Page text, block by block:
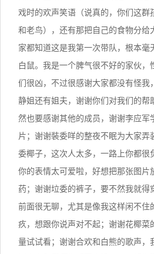
戏时的欢声笑语（说真的，你们这
和老鸟），还有那把自己的食物分
家都知道这是我第一次带队，根本
白鼠。我是一个脾气很不好的家伙
们很凶，不过很感谢大家都没有怪
静姐还有姐夫，谢谢你们对我们的
然也要感谢其他的成员，谢谢李应
片；谢谢裝委咩的整夜不眠为大家
委椰子，这次人太多，一路上你都
你的表情太可爱啦，好想把那张图
药；谢谢垃委的裤子，要不然我就
前面很无聊，尤其是像我这样闲不
疚，想跟你说声对不起；谢谢花椰
量试试看；谢谢合欢和白熊的歌声